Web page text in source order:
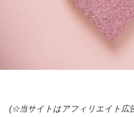
(☆当サイトはアフィリエイト広